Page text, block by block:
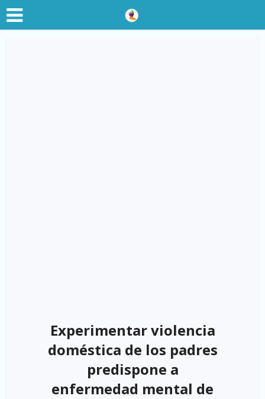
Experimentar violencia
doméstica de los padres
predispone a
enfermedad mental de